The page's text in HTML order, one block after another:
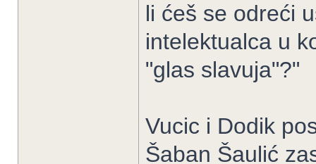
li ćeš se odreći
intelektualca u
"glas slavuja"?"
Vucic i Dodik
Šaban Šaulić